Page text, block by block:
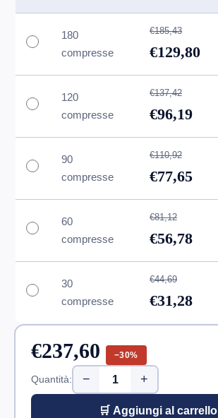
180
compresse
€185,43
€129,80
120
compresse
€137,42
€96,19
90
compresse
€110,92
€77,65
60
compresse
€81,12
€56,78
30
compresse
€44,69
€31,28
€237,60 −30%
Quantità: − +
🛒 Aggiungi al carrello